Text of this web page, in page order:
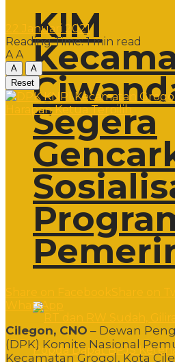
KIM
Segera
22 Januari 2021
Reading Time: 1 min read
A A
A
A
Reset
WhatsApp
Cilegon, CNO – Dewan
(DPK) Komite Nasional
Kecamatan Grogol, Kota